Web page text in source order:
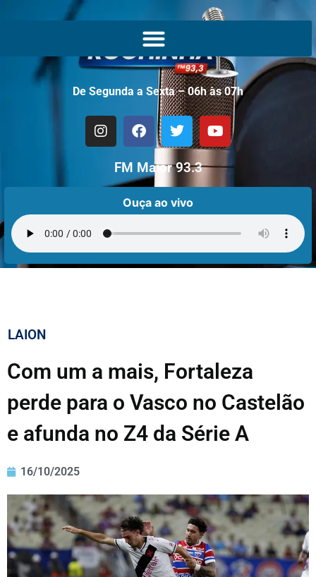
De Segunda a Sexta – 06h às 07h
FM Maior 93.3
Ouça ao vivo
LAION
Com um a mais, Fortaleza
perde para o Vasco no Castelão
e afunda no Z4 da Série A
16/10/2025